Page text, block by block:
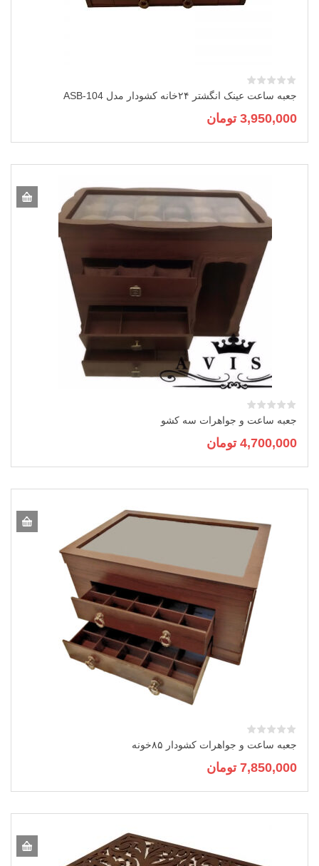
جعبه ساعت عینک انگشتر ۲۴خانه کشودار مدل ASB-104
3,950,000 تومان
جعبه ساعت و جواهرات سه کشو
4,700,000 تومان
جعبه ساعت و جواهرات کشودار ۸۵خونه
7,850,000 تومان